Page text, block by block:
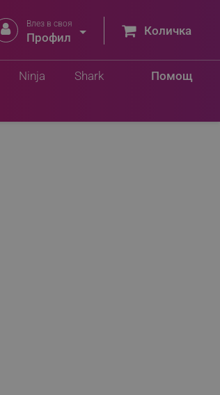
 Влез в своя
Профил  Количка
Помощ
Ninja Shark